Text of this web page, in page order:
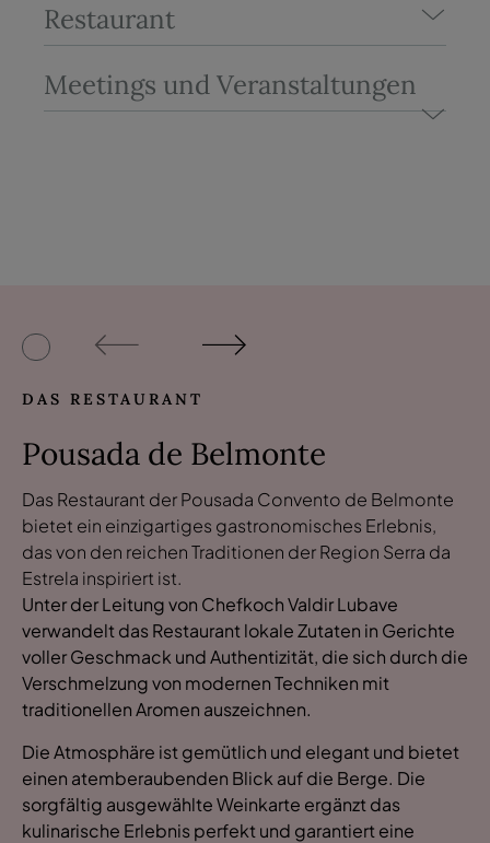
Restaurant
Meetings und Veranstaltungen
DAS RESTAURANT
Pousada de Belmonte
Das Restaurant der Pousada Convento de Belmonte
bietet ein einzigartiges gastronomisches Erlebnis,
das von den reichen Traditionen der Region Serra da
Estrela inspiriert ist.
Unter der Leitung von Chefkoch Valdir Lubave
verwandelt das Restaurant lokale Zutaten in Gerichte
voller Geschmack und Authentizität, die sich durch die
Verschmelzung von modernen Techniken mit
traditionellen Aromen auszeichnen.
Die Atmosphäre ist gemütlich und elegant und bietet
einen atemberaubenden Blick auf die Berge. Die
sorgfältig ausgewählte Weinkarte ergänzt das
kulinarische Erlebnis perfekt und garantiert eine